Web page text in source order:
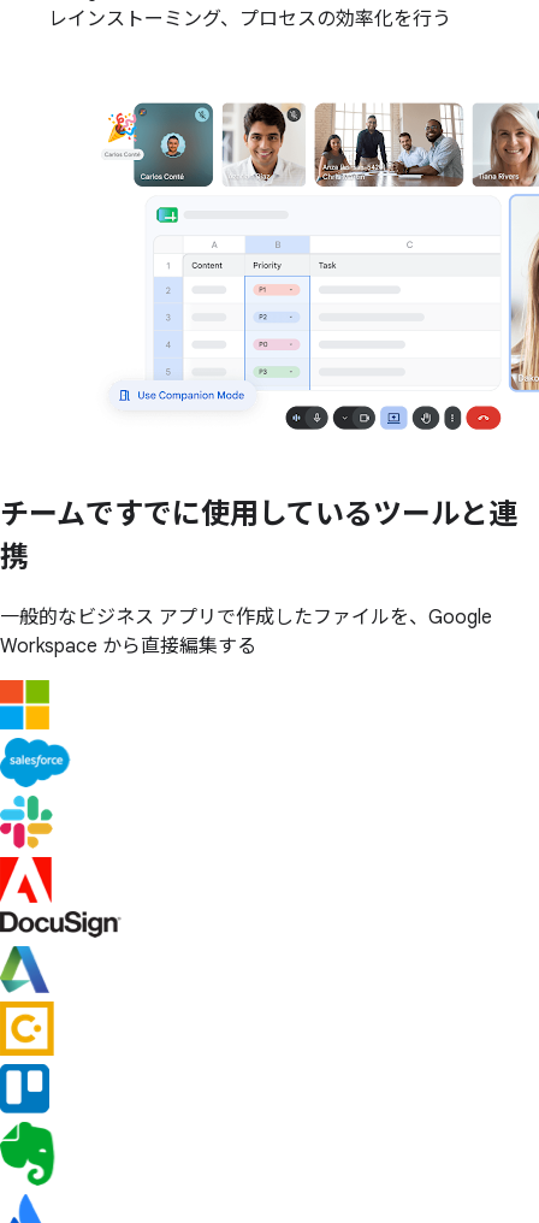
レインストーミング、プロセスの効率化を行う
チームですでに使用しているツールと連
携
一般的なビジネス アプリで作成したファイルを、Google
Workspace から直接編集する